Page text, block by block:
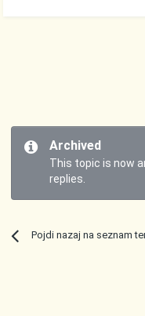
Archived
This topic is now
replies.
Pojdi nazaj na seznam